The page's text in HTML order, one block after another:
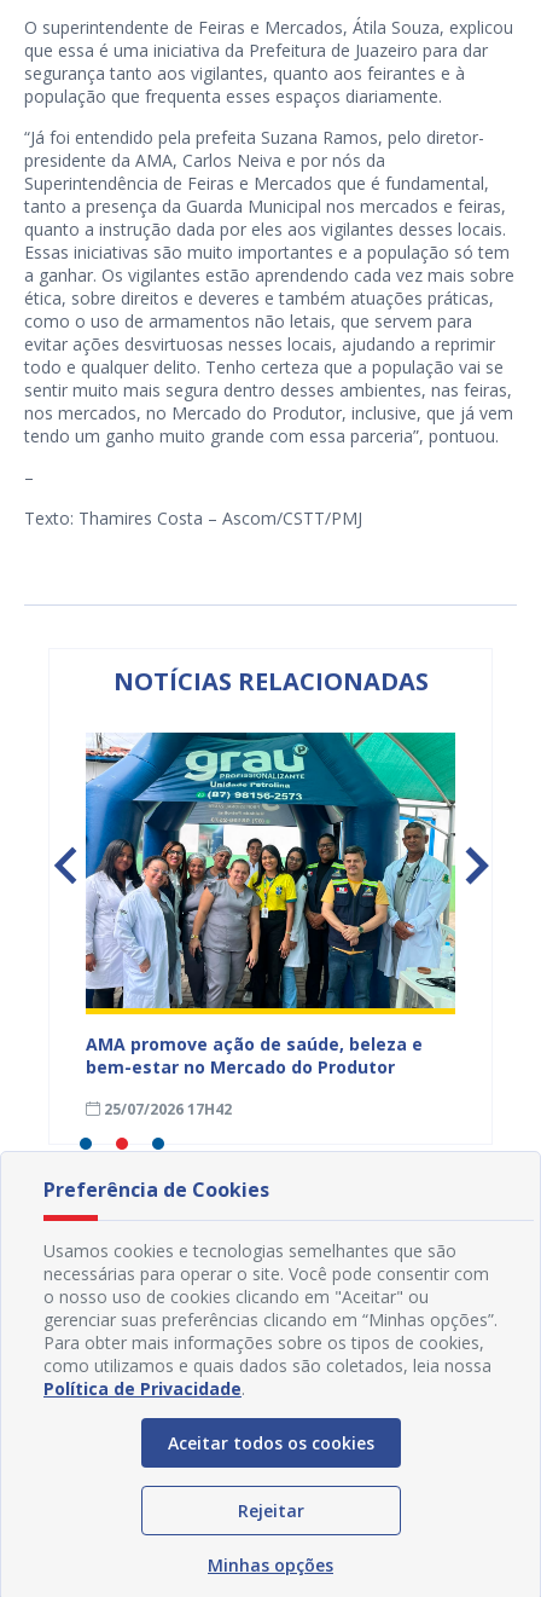
O superintendente de Feiras e Mercados, Átila Souza, explicou
que essa é uma iniciativa da Prefeitura de Juazeiro para dar
segurança tanto aos vigilantes, quanto aos feirantes e à
população que frequenta esses espaços diariamente.
“Já foi entendido pela prefeita Suzana Ramos, pelo diretor-
presidente da AMA, Carlos Neiva e por nós da
Superintendência de Feiras e Mercados que é fundamental,
tanto a presença da Guarda Municipal nos mercados e feiras,
quanto a instrução dada por eles aos vigilantes desses locais.
Essas iniciativas são muito importantes e a população só tem
a ganhar. Os vigilantes estão aprendendo cada vez mais sobre
ética, sobre direitos e deveres e também atuações práticas,
como o uso de armamentos não letais, que servem para
evitar ações desvirtuosas nesses locais, ajudando a reprimir
todo e qualquer delito. Tenho certeza que a população vai se
sentir muito mais segura dentro desses ambientes, nas feiras,
nos mercados, no Mercado do Produtor, inclusive, que já vem
tendo um ganho muito grande com essa parceria”, pontuou.
–
Texto: Thamires Costa – Ascom/CSTT/PMJ
NOTÍCIAS RELACIONADAS
AMA promove ação de saúde, beleza e
bem-estar no Mercado do Produtor
25/07/2026 17H42
Redes Sociais
Preferência de Cookies
Usamos cookies e tecnologias semelhantes que são
necessárias para operar o site. Você pode consentir com
o nosso uso de cookies clicando em "Aceitar" ou
gerenciar suas preferências clicando em “Minhas opções”.
Para obter mais informações sobre os tipos de cookies,
como utilizamos e quais dados são coletados, leia nossa
Política de Privacidade.
Aceitar todos os cookies
Rejeitar
Minhas opções